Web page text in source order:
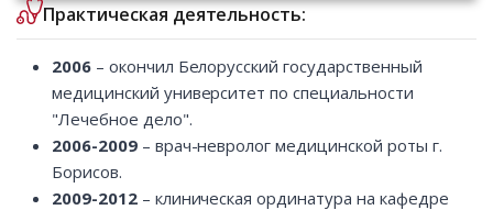
Практическая деятельность:
2006 – окончил Белорусский государственный
медицинский университет по специальности
"Лечебное дело".
2006-2009– врач-невролог медицинской роты г.
Борисов.
2009-2012– клиническая ординатура на кафедре